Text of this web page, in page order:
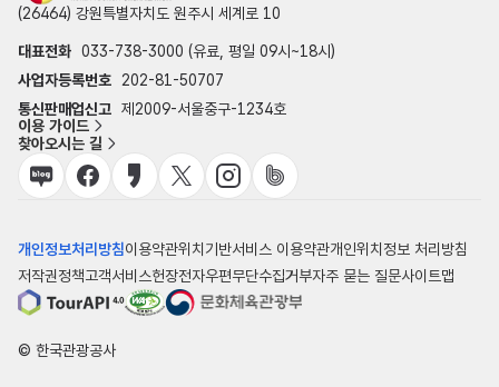
(26464) 강원특별자치도 원주시 세계로 10
대표전화 033-738-3000 (유료, 평일 09시~18시)
사업자등록번호
202-81-50707
통신판매업신고 제2009-서울중구-1234호
이용 가이드
찾아오시는 길
개인정보처리방침이용약관위치기반서비스 이용약관개인위치정보 처리방침
저작권정책고객서비스헌장전자우편무단수집거부자주 묻는 질문사이트맵
© 한국관광공사